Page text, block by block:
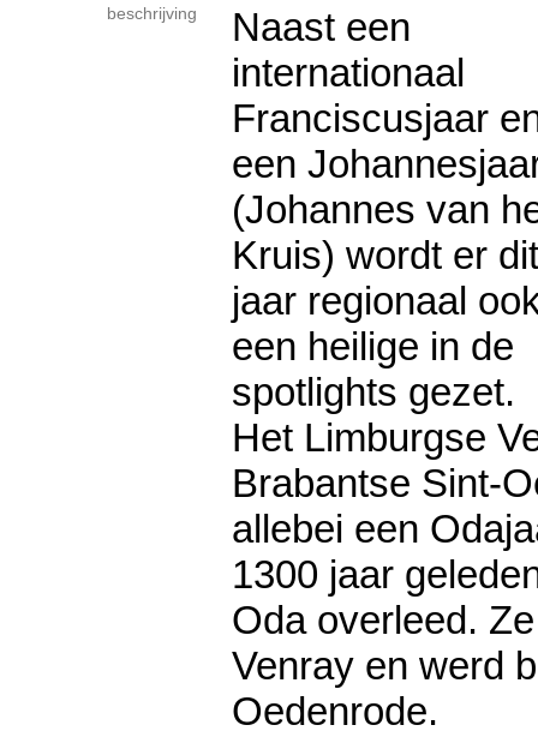
beschrijving
Naast een
internationaal
Franciscusjaar
een
(Johannes van
Kruis) wordt er dit
jaar regionaal
een heilige in de
spotlights gezet.
Het Limburgse
Brabantse Sint-
allebei een
1300 jaar
Oda overleed.
Venray en werd
Oedenrode.